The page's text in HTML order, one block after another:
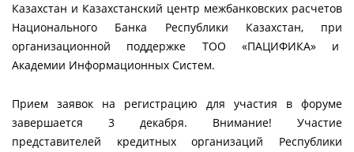
Казахстан и Казахстанский центр межбанковских расчетов
Национального Банка Республики Казахстан, при
организационной поддержке ТОО «ПАЦИФИКА» и
Академии Информационных Систем.
Прием заявок на регистрацию для участия в форуме
завершается 3 декабря. Внимание! Участие
представителей кредитных организаций Республики